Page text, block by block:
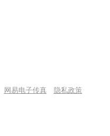
网易电子传真
隐私政策